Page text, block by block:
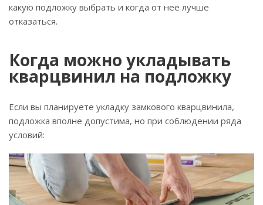
какую подложку выбрать и когда от неё лучше
отказаться.
Когда можно укладывать
кварцвинил на подложку
Если вы планируете укладку замкового кварцвинила,
подложка вполне допустима, но при соблюдении ряда
условий: